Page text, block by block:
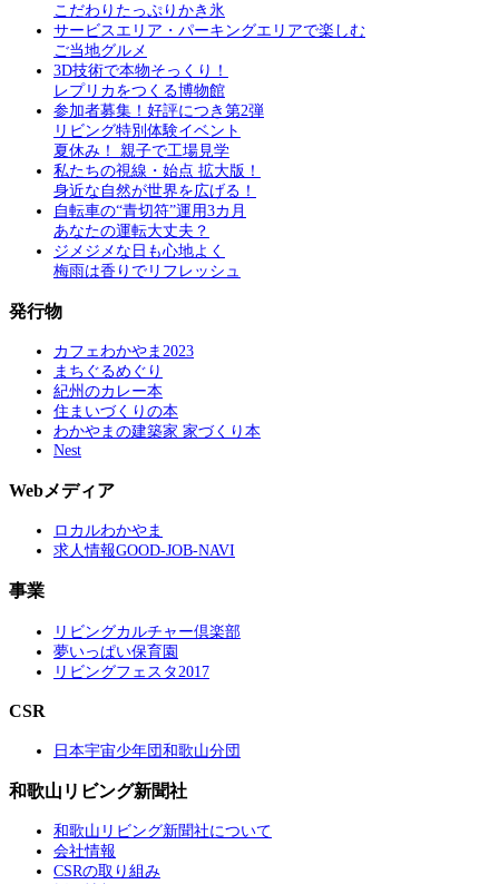
こだわりたっぷりかき氷
サービスエリア・パーキングエリアで楽しむ
ご当地グルメ
3D技術で本物そっくり！
レプリカをつくる博物館
参加者募集！好評につき第2弾
リビング特別体験イベント
夏休み！ 親子で工場見学
私たちの視線・始点 拡大版！
身近な自然が世界を広げる！
自転車の“青切符”運用3カ月
あなたの運転大丈夫？
ジメジメな日も心地よく
梅雨は香りでリフレッシュ
発行物
カフェわかやま2023
まちぐるめぐり
紀州のカレー本
住まいづくりの本
わかやまの建築家 家づくり本
Nest
Webメディア
ロカルわかやま
求人情報GOOD-JOB-NAVI
事業
リビングカルチャー倶楽部
夢いっぱい保育園
リビングフェスタ2017
CSR
日本宇宙少年団和歌山分団
和歌山リビング新聞社
和歌山リビング新聞社について
会社情報
CSRの取り組み